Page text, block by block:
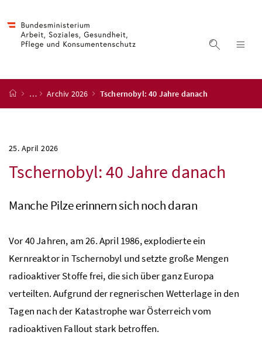
Suche
Startseite
… Archiv 2026 Tschernobyl: 40 Jahre danach
25. April 2026
Tschernobyl: 40 Jahre danach
Manche Pilze erinnern sich noch daran
Vor 40 Jahren, am 26. April 1986, explodierte ein
Kernreaktor in Tschernobyl und setzte große Mengen
radioaktiver Stoffe frei, die sich über ganz Europa
verteilten. Aufgrund der regnerischen Wetterlage in den
Tagen nach der Katastrophe war Österreich vom
radioaktiven Fallout stark betroffen.